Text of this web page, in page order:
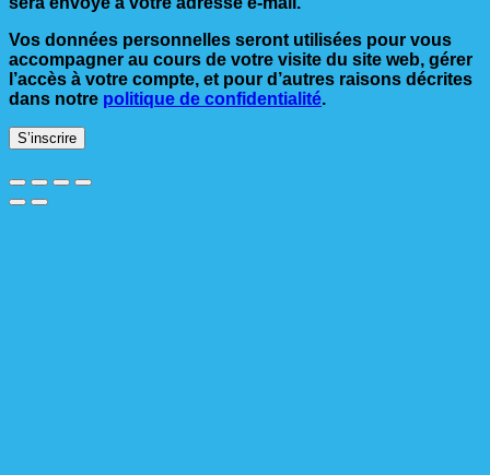
Vos données personnelles seront utilisées pour vous
accompagner au cours de votre visite du site web, gérer
l’accès à votre compte, et pour d’autres raisons décrites
dans notre politique de confidentialité.
S’inscrire